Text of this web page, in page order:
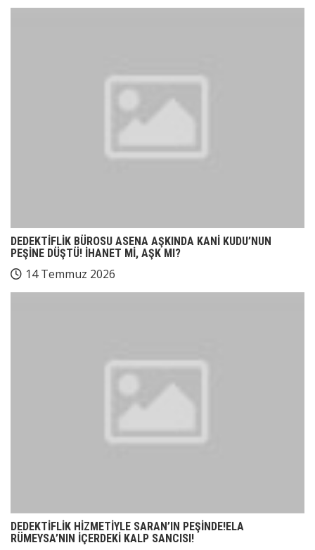
DEDEKTİFLİK BÜROSU ASENA AŞKINDA KANİ KUDU’NUN
PEŞİNE DÜŞTÜ! İHANET Mİ, AŞK MI?
14 Temmuz 2026
DEDEKTİFLİK HİZMETİYLE SARAN’IN PEŞİNDE!ELA
RÜMEYSA’NIN İÇERDEKİ KALP SANCISI!